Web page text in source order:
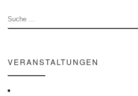
SUCHE
VERANSTALTUNGEN